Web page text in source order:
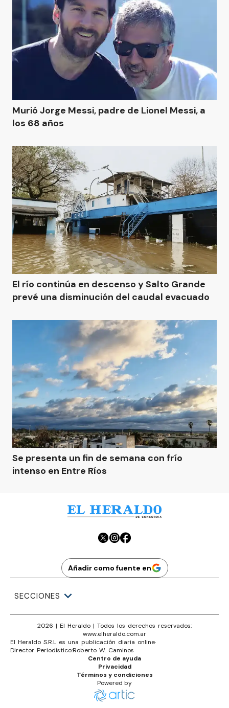
Murió Jorge Messi, padre de Lionel Messi, a
los 68 años
El río continúa en descenso y Salto Grande
prevé una disminución del caudal evacuado
Se presenta un fin de semana con frío
intenso en Entre Ríos
Añadir como fuente en
SECCIONES
2026 | El Heraldo | Todos los derechos reservados:
www.elheraldo.com.ar
El Heraldo S.R.L es una publicación diaria online·
Director Periodístico:Roberto W. Caminos
Términos y condiciones
Privacidad
Centro de ayuda
Powered by